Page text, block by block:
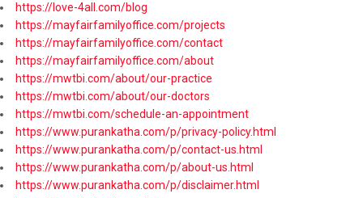
https://love-4all.com/blog
https://mayfairfamilyoffice.com/projects
https://mayfairfamilyoffice.com/contact
https://mayfairfamilyoffice.com/about
https://mwtbi.com/about/our-practice
https://mwtbi.com/about/our-doctors
https://mwtbi.com/schedule-an-appointment
https://www.purankatha.com/p/privacy-policy.html
https://www.purankatha.com/p/contact-us.html
https://www.purankatha.com/p/about-us.html
https://www.purankatha.com/p/disclaimer.html